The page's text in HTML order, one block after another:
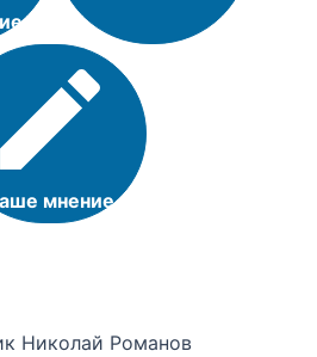
мнение
Николай Романов